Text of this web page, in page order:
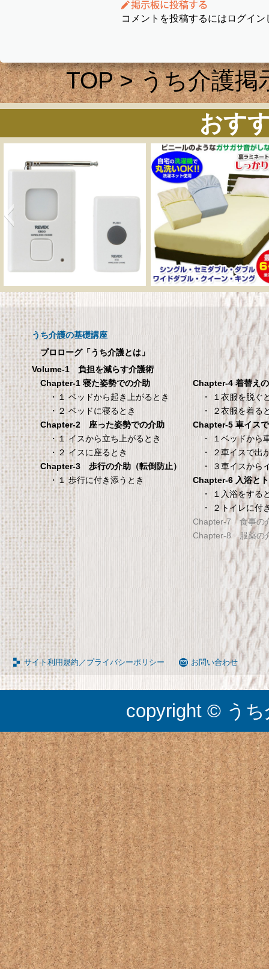
コメントを投稿するにはログイン
TOP>うち介護掲
おす
呼び出しチャイムセット
X810
呼び出しチャイムセット X810
メーカー直販 ベッ
ックスシーツ 防水
ツ 【介護シーツ･ベ
用防水シーツ】シ
100×200×30cm ク
メーカー直販 ベッド用ボ
シーツ 防水シーツ 【介護
ベッド用防水シーツ】シ
100×200×30cm クリー
タンスのゲン 介護用ベ
ッドテーブル キャスタ
ー付き 伸縮式 高さ調節
可能 Licht リヒト
65090050BR
タンスのゲン 介護用ベッドテー
ブル キャスター付き 伸縮式 高さ
調節可能 Licht リヒト
65090050BR
TANITA 【乗った人
タリと当てる「乗
機能」搭載】 体組
ホワイト BC-754-
TANITA 【乗った人をピタ
てる「乗るピタ機能」搭
組成計 ホワイト BC-754-
うち介護の基礎講座
プロローグ「うち介護とは」
Volume-1 負担を減らす介護術
Chapter-1 寝た姿勢での介助
・１ ベッドから起き上がるとき
・２ ベッドに寝るとき
Chapter-2 座った姿勢での介助
・１ イスから立ち上がるとき
・２ イスに座るとき
Chapter-3 歩行の介助（転倒防止）
・１ 歩行に付き添うとき
Chapter-4 着替え
・ １衣服を脱ぐ
・ ２衣服を着る
Chapter-5 車イス
・ １ベッドから
・ ２車イスで出
・ ３車イスから
Chapter-6 入浴と
・ １入浴をする
・ ２トイレに付
Chapter-7 食事の
Chapter-8 服薬の
サイト利用規約／プライバシーポリシー お問い合わせ
copyright © う